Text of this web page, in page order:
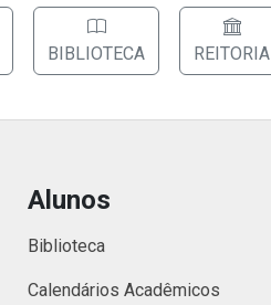
BIBLIOTECA REITORIA
Alunos
Biblioteca
Calendários Acadêmicos